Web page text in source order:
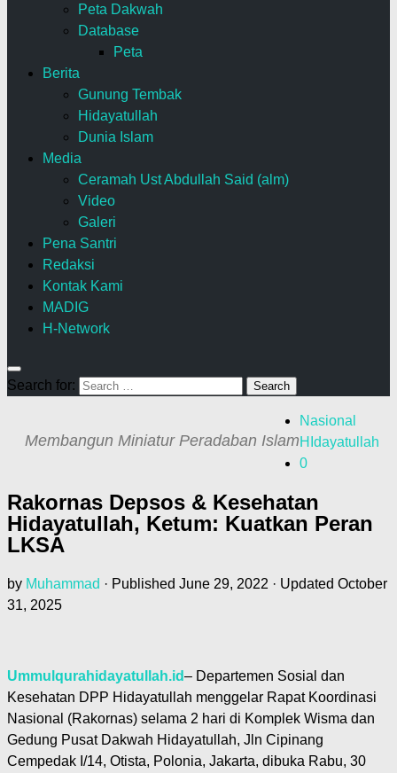
Peta Dakwah
Database
Peta
Berita
Gunung Tembak
Hidayatullah
Dunia Islam
Media
Ceramah Ust Abdullah Said (alm)
Video
Galeri
Pena Santri
Redaksi
Kontak Kami
MADIG
H-Network
Search for:
Membangun Miniatur Peradaban Islam
Nasional
HIdayatullah
0
Rakornas Depsos & Kesehatan
Hidayatullah, Ketum: Kuatkan Peran
LKSA
by Muhammad · Published June 29, 2022 · Updated October
31, 2025
Ummulqurahidayatullah.id– Departemen Sosial dan
Kesehatan DPP Hidayatullah menggelar Rapat Koordinasi
Nasional (Rakornas) selama 2 hari di Komplek Wisma dan
Gedung Pusat Dakwah Hidayatullah, Jln Cipinang
Cempedak I/14, Otista, Polonia, Jakarta, dibuka Rabu, 30